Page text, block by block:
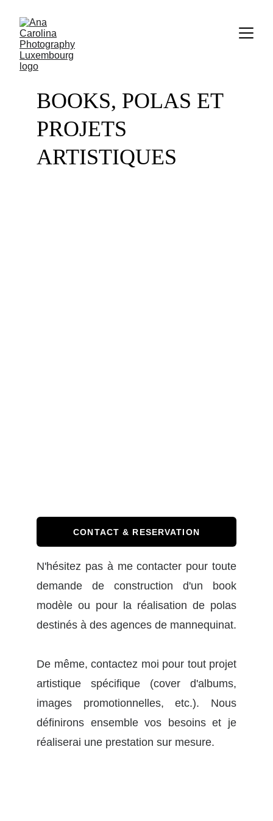
BOOKS, POLAS ET
PROJETS
ARTISTIQUES
CONTACT & RESERVATION
N'hésitez pas à me contacter pour toute
demande de construction d'un book
modèle ou pour la réalisation de polas
destinés à des agences de mannequinat.
De même, contactez moi pour tout projet
artistique spécifique (cover d'albums,
images promotionnelles, etc.). Nous
définirons ensemble vos besoins et je
réaliserai une prestation sur mesure.